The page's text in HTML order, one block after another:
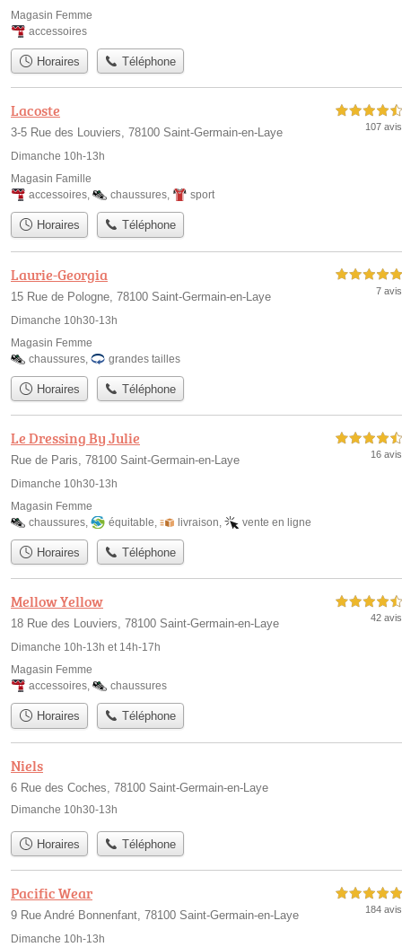
Magasin Femme
accessoires
Horaires Téléphone
Lacoste
3-5 Rue des Louviers, 78100 Saint-Germain-en-Laye
Dimanche 10h-13h
4,5 étoiles sur 5
107 avis
Magasin Famille
accessoires, chaussures, sport
Horaires Téléphone
Laurie-Georgia
15 Rue de Pologne, 78100 Saint-Germain-en-Laye
Dimanche 10h30-13h
5,0 étoiles sur 5
7 avis
Magasin Femme
chaussures
grandes tailles
Horaires Téléphone
Le Dressing By Julie
Rue de Paris, 78100 Saint-Germain-en-Laye
Dimanche 10h30-13h
4,5 étoiles sur 5
16 avis
Magasin Femme
chaussures, équitable, livraison, vente en ligne
Horaires Téléphone
Mellow Yellow
18 Rue des Louviers, 78100 Saint-Germain-en-Laye
Dimanche 10h-13h et 14h-17h
4,5 étoiles sur 5
42 avis
Magasin Femme
accessoires, chaussures
Horaires Téléphone
Niels
6 Rue des Coches, 78100 Saint-Germain-en-Laye
Dimanche 10h30-13h
Horaires Téléphone
Pacific Wear
9 Rue André Bonnenfant, 78100 Saint-Germain-en-Laye
Dimanche 10h-13h
5,0 étoiles sur 5
184 avis